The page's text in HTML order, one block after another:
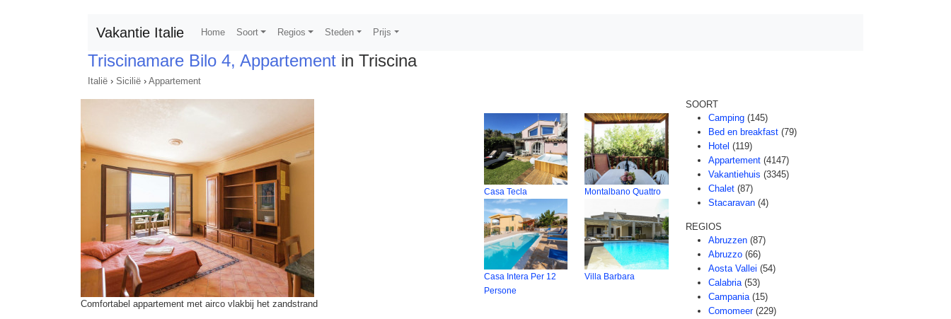
Vakantie Italie Home Soort Regios Steden Prijs
Triscinamare Bilo 4, Appartement in Triscina
Italië › Sicilië › Appartement
Comfortabel appartement met airco vlakbij het zandstrand
Casa Tecla Montalbano Quattro
Casa Intera Per 12
Persone
Villa Barbara
SOORT
Camping (145)
Bed en breakfast (79)
Hotel (119)
Appartement (4147)
Vakantiehuis (3345)
Chalet (87)
Stacaravan (4)
REGIOS
Abruzzen (87)
Abruzzo (66)
Aosta Vallei (54)
Calabria (53)
Campania (15)
Comomeer (229)